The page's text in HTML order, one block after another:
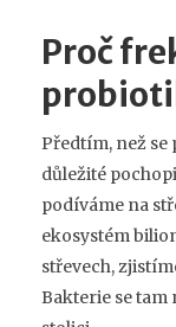
Proč
Předtím, než
důležité
podíváme na
ekosystém
střevech,
Bakterie se